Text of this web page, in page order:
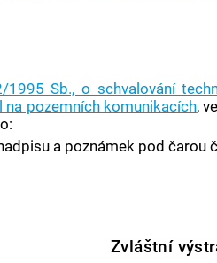
1995 Sb., o schvalování
na pozemních komunikacích,
a poznámek pod čarou
Zvláštní